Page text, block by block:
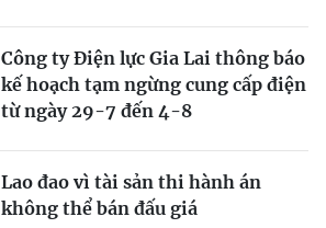
Công ty Điện lực Gia Lai thông báo
kế hoạch tạm ngừng cung cấp điện
từ ngày 29-7 đến 4-8
Lao đao vì tài sản thi hành án
không thể bán đấu giá